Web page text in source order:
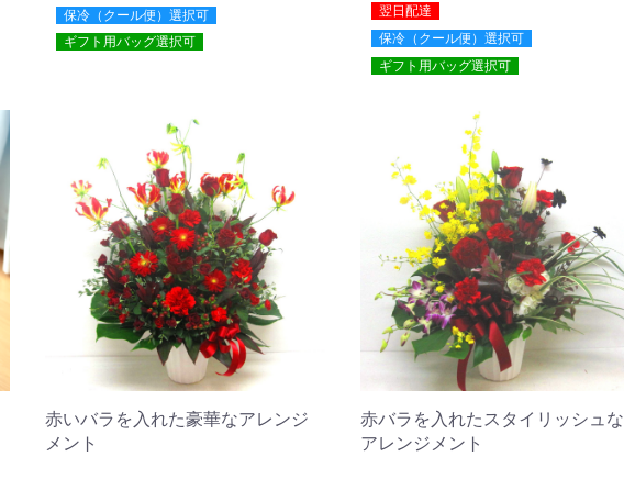
保冷（クール便）選択可
ギフト用バッグ選択可
翌日配達
保冷（クール便）選択可
ギフト用バッグ選択可
赤いバラを入れた豪華なアレンジ
メント
赤バラを入れたスタイリッシュな
アレンジメント